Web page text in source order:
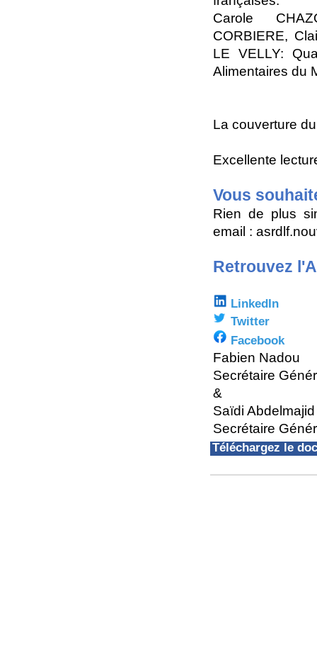
Carole
CORBIERE,
LE VELLY:
Alimentaires du
La couverture
Excellente
Vous
Rien de plus
email :
Retrouvez
LinkedIn
Twitter
Facebook
Fabien Nadou
Secrétaire
&
Saïdi Abdelmajid
Secrétaire
Téléchargez le